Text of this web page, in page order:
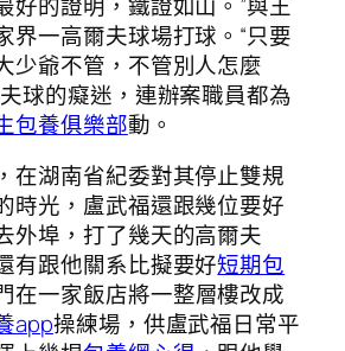
界一高爾夫球場打球。“只要
少爺不管，不管別人怎麼
球的癡迷，連辦案職員都為
包養俱樂部動。
在湖南省紀委對其停止雙規
時光，盧武福還跟幾位要好
外埠，打了幾天的高爾夫
有跟他關系比擬要好短期包
在一家飯店將一整層樓改成
app操練場，供盧武福日常平